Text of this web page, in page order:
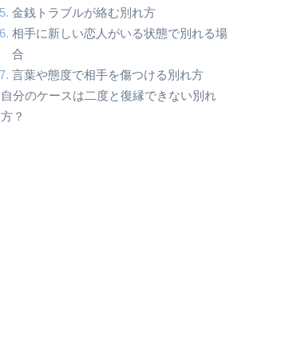
金銭トラブルが絡む別れ方
相手に新しい恋人がいる状態で別れる場
合
言葉や態度で相手を傷つける別れ方
自分のケースは二度と復縁できない別れ
方？